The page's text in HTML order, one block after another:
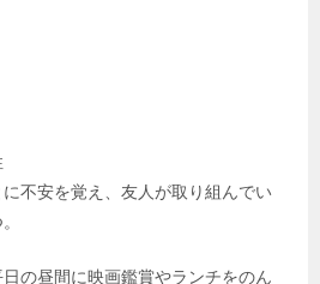
不安を覚え、友人が取り組んでい
の昼間に映画鑑賞やランチをのん